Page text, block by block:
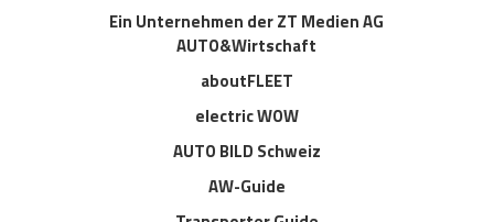
Ein Unternehmen der ZT Medien AG
AUTO&Wirtschaft
aboutFLEET
electric WOW
AUTO BILD Schweiz
AW-Guide